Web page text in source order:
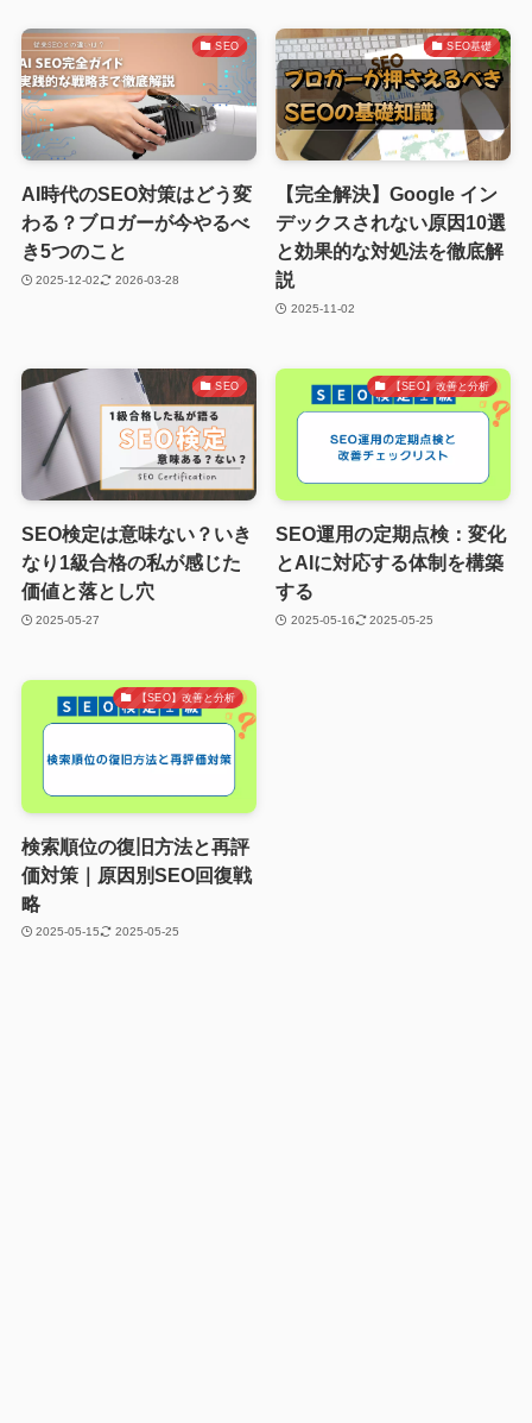
SEO
AI時代のSEO対策はどう変
わる？ブロガーが今やるべ
き5つのこと
2025-12-02 2026-03-28
SEO基礎
【完全解決】Google イン
デックスされない原因10選
と効果的な対処法を徹底解
説
2025-11-02
SEO
SEO検定は意味ない？いき
なり1級合格の私が感じた
価値と落とし穴
2025-05-27
【SEO】改善と分析
SEO運用の定期点検：変化
とAIに対応する体制を構築
する
2025-05-16 2025-05-25
【SEO】改善と分析
検索順位の復旧方法と再評
価対策｜原因別SEO回復戦
略
2025-05-15 2025-05-25